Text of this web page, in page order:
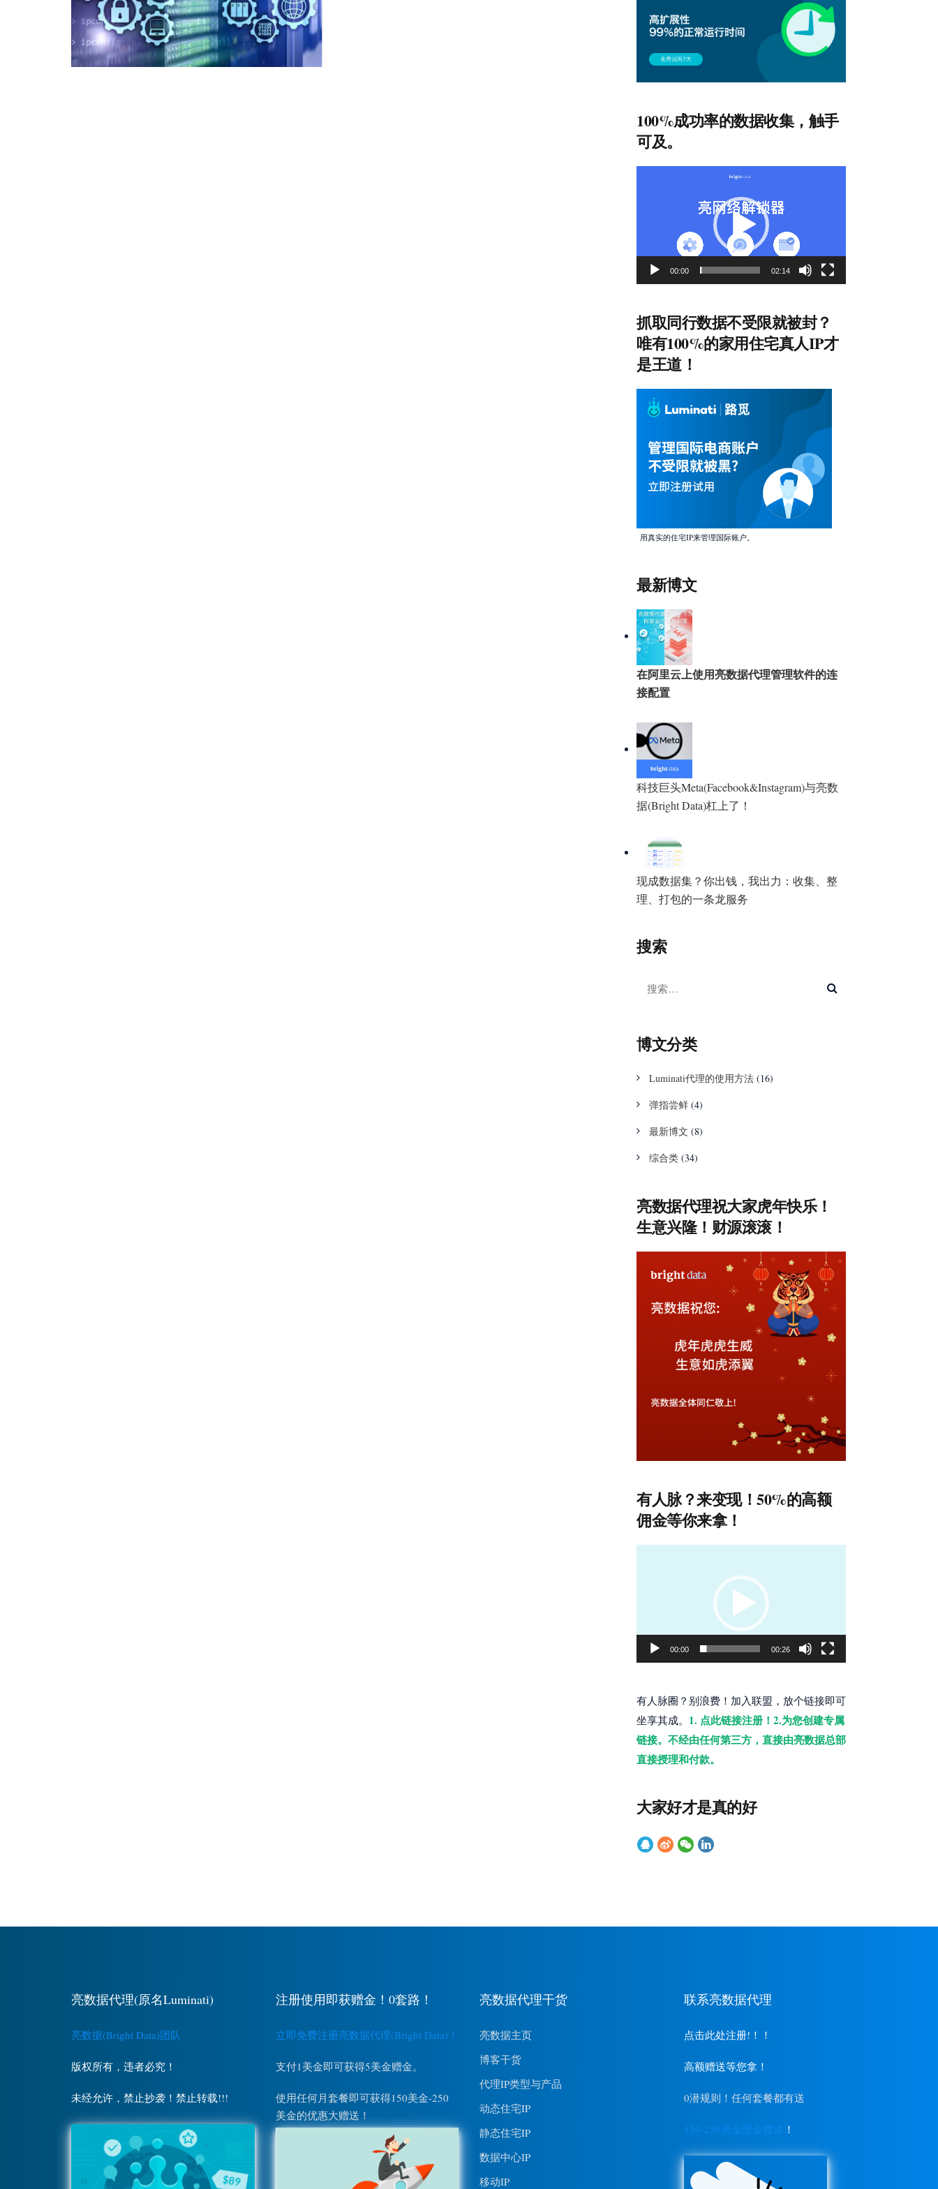
100%成功率的数据收集，触手
可及。
器
00:00 02:14
抓取同行数据不受限就被封？
唯有100%的家用住宅真人IP才
是王道！
用真实的住宅IP来管理国际账户。
最新博文
在阿里云上使用亮数据代理管理软件的连
接配置
科技巨头Meta(Facebook&Instagram)与亮数
据(Bright Data)杠上了！
现成数据集？你出钱，我出力：收集、整
理、打包的一条龙服务
搜索
博文分类
Luminati代理的使用方法 (16)
弹指尝鲜 (4)
最新博文 (8)
综合类 (34)
亮数据代理祝大家虎年快乐！
生意兴隆！财源滚滚！
有人脉？来变现！50%的高额
佣金等你来拿！
器
00:00 00:26
有人脉圈？别浪费！加入联盟，放个链接即可
坐享其成。 1. 点此链接注册！2.为您创建专属
链接。不经由任何第三方，直接由亮数据总部
直接授理和付款。
大家好才是真的好
亮数据代理(原名Luminati)
亮数据(Bright Data)团队
版权所有，违者必究！
未经允许，禁止抄袭！禁止转载!!!
注册使用即获赠金！0套路！
立即免费注册亮数据代理(Bright Data)！
支付1美金即可获得5美金赠金。
使用任何月套餐即可获得150美金-250
美金的优惠大赠送！
亮数据代理干货
亮数据主页
博客干货
代理IP类型与产品
动态住宅IP
静态住宅IP
数据中心IP
移动IP
联系亮数据代理
点击此处注册!！！
高额赠送等您拿！
0潜规则！任何套餐都有送
150-250美金现金赠送 ！